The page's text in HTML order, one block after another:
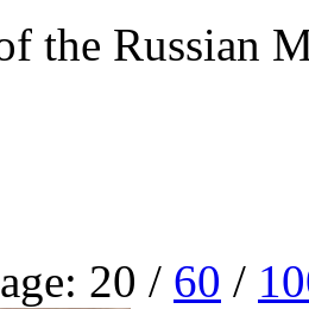
the Russian
20 / 60 /